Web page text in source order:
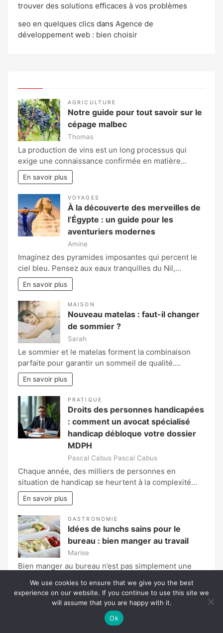
trouver des solutions efficaces à vos problèmes
seo en quelques clics dans Agence de
développement web : bien choisir
AGRICULTURE
Notre guide pour tout savoir sur le
cépage malbec
Thomas
La production de vins est un long processus qui
exige une connaissance confirmée en matière…
En savoir plus
VOYAGES
À la découverte des merveilles de
l’Égypte : un guide pour les
aventuriers modernes
Amine
Imaginez des pyramides imposantes qui percent le
ciel bleu. Pensez aux eaux tranquilles du Nil,…
En savoir plus
MAISON
Nouveau matelas : faut-il changer
de sommier ?
Sarah
Le sommier et le matelas forment la combinaison
parfaite pour garantir un sommeil de qualité.…
En savoir plus
PRATIQUE
Droits des personnes handicapées
: comment un avocat spécialisé
handicap débloque votre dossier
MDPH
Pascal Cabus Pascal Cabus
Chaque année, des milliers de personnes en
situation de handicap se heurtent à la complexité…
En savoir plus
GASTRONOMIE
Idées de lunchs sains pour le
bureau : bien manger au travail
Marise
Bien manger au bureau n’est pas simplement une
En savoir plus
We use cookies to ensure that we give you the best
experience on our website. If you continue to use this site we
will assume that you are happy with it.
Ok